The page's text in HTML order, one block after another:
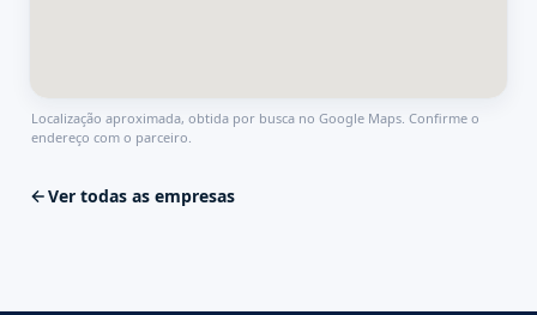
Localização aproximada, obtida por busca no Google Maps. Confirme o
endereço com o parceiro.
Ver todas as empresas